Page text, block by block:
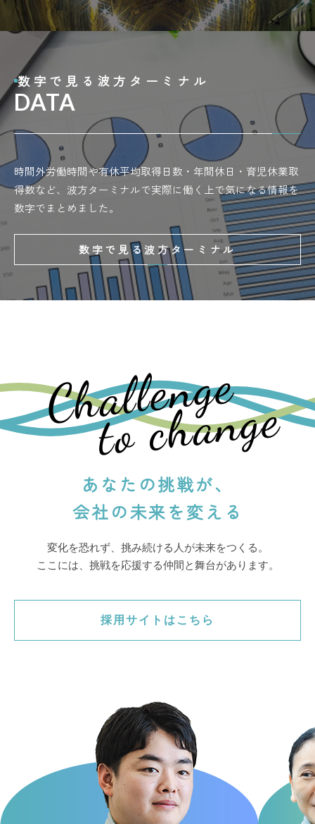
数字で見る波方ターミナル
DATA
時間外労働時間や有休平均取得日数・年間休日・育児休業取
得数など、波方ターミナルで実際に働く上で気になる情報を
数字でまとめました。
数字で見る波方ターミナル
Challenge
to change
あなたの挑戦が、
会社の未来を変える
変化を恐れず、挑み続ける人が未来をつくる。
ここには、挑戦を応援する仲間と舞台があります。
採用サイトはこちら